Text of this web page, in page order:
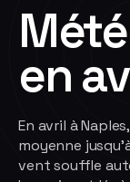
en
En avril à
moyenne
vent souffle